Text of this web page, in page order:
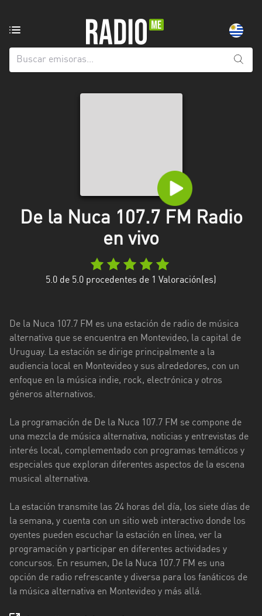
de
radio
Largo
Florida
Paz
Maldonado
Montevideo
Paysandú
Rocha
Salto
Soriano
Tacuarembó
Treinta
De la Nuca 107.7 FM Radio
en vivo
5.0 de 5.0 procedentes de 1 Valoración(es)
De la Nuca 107.7 FM es una estación de radio de música
alternativa que se encuentra en Montevideo, la capital de
Uruguay. La estación se dirige principalmente a la
audiencia local en Montevideo y sus alrededores, con un
enfoque en la música indie, rock, electrónica y otros
géneros alternativos.
La programación de De la Nuca 107.7 FM se compone de
una mezcla de música alternativa, noticias y entrevistas de
interés local, complementado con programas temáticos y
especiales que exploran diferentes aspectos de la escena
musical alternativa.
La estación transmite las 24 horas del día, los siete días de
la semana, y cuenta con un sitio web interactivo donde los
oyentes pueden escuchar la estación en línea, ver la
programación y participar en diferentes actividades y
concursos. En resumen, De la Nuca 107.7 FM es una
opción de radio refrescante y diversa para los fanáticos de
la música alternativa en Montevideo y más allá.